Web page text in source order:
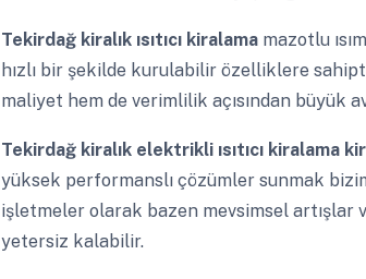
Tekirdağ kiralık ısıtıcı kiralama mazotlu
hızlı bir şekilde kurulabilir özelliklere
maliyet hem de verimlilik açısından büyük
Tekirdağ kiralık elektrikli ısıtıcı kiralama
yüksek performanslı çözümler sunmak
işletmeler olarak bazen mevsimsel
yetersiz kalabilir.